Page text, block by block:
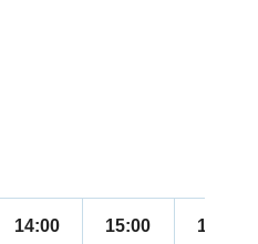
14:00 15:00 16:00